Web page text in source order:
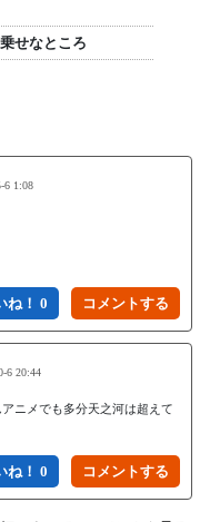
せなところ
6 1:08
ね！ 0
6 20:44
ニメでも多分天之河は超えて
ね！ 0